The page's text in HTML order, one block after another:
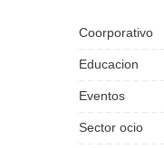
Coorporativo
Educacion
Eventos
Sector ocio